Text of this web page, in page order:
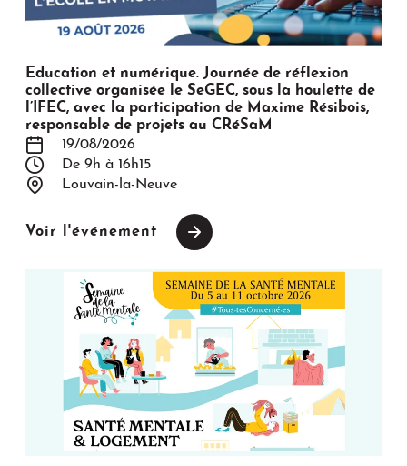
Education et numérique. Journée de réflexion
collective organisée le SeGEC, sous la houlette de
l’IFEC, avec la participation de Maxime Résibois,
responsable de projets au CRéSaM
19/08/2026
De 9h à 16h15
Louvain-la-Neuve
Voir l'événement